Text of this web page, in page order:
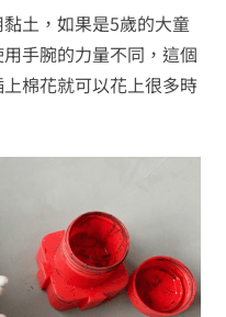
土，如果是5歲的大童
手腕的力量不同，這個
棉花就可以花上很多時